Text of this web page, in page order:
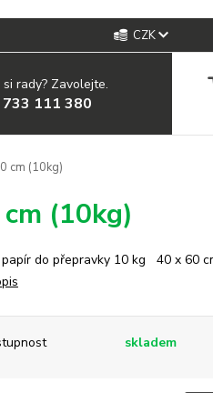
CZK
rady? Zavolejte.
111 380
cm (10kg)
(10kg)
do přepravky 10 kg 40 x 60
skladem